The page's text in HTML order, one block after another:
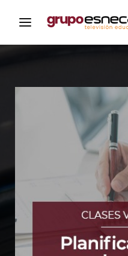
Iniciar
Para iniciar sesión
mismo usuario y
para acceder al
https://
Dirección de correo
Contraseña